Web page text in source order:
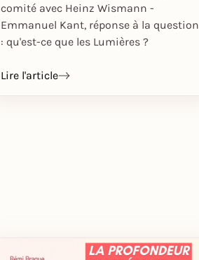
comité avec Heinz Wismann -
Emmanuel Kant, réponse à la question
: qu'est-ce que les Lumières ?
Lire l'article